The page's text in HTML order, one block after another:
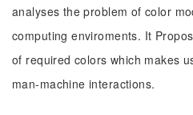
analyses the problem of color
computing enviroments. It
of required colors which makes
man-machine interactions.